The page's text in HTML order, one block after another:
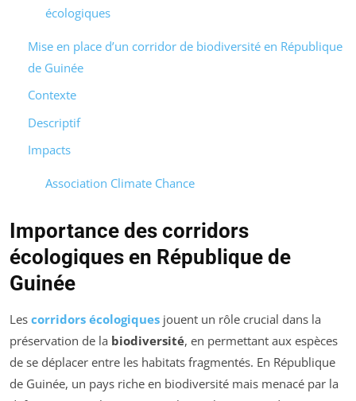
écologiques
Mise en place d’un corridor de biodiversité en République
de Guinée
Contexte
Descriptif
Impacts
Association Climate Chance
Importance des corridors
écologiques en République de
Guinée
Les corridors écologiques jouent un rôle crucial dans la
préservation de la biodiversité, en permettant aux espèces
de se déplacer entre les habitats fragmentés. En République
de Guinée, un pays riche en biodiversité mais menacé par la